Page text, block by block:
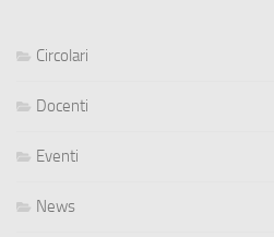
Circolari
Docenti
Eventi
News